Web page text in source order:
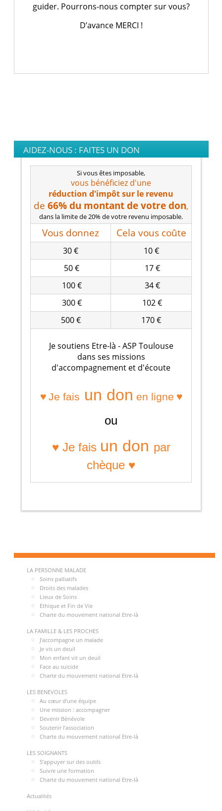
guider. Pourrons-nous compter sur vous?
D’avance MERCI !
AIDEZ-NOUS : FAITES UN DON
Si vous êtes imposable,
vous bénéficiez d'une
réduction d'impôtsur le revenu
de 66% du montant de votre don,
dans la limite de 20% de votre revenu imposable.
Vous donnez Cela vous coûte
30 €
10 €
50 €
17 €
100 €
34 €
300 €
102 €
500 €
170 €
Je soutiens Etre-là - ASP Toulouse
dans ses missions
d'accompagnement et d'écoute
♥ Je fais un don en ligne ♥
ou
♥ Je fais un don par
chèque ♥
LA PERSONNE MALADE
Soins palliatifs
Droits des malades
Lieux de Soins
Ethique et Fin de Vie
Charte du mouvement national Etre-là
LA FAMILLE & LES PROCHES
J’accompagne un malade
Je vis un deuil
Mon enfant vit un deuil
Face au suicide
Charte du mouvement national Etre-là
LES BENEVOLES
Au cœur d’une équipe
Une mission : accompagner
Devenir Bénévole
Soutenir l’association
Charte du mouvement national Etre-là
LES SOIGNANTS
S’appuyer sur des outils
Suivre une formation
Charte du mouvement national Etre-là
Actualités